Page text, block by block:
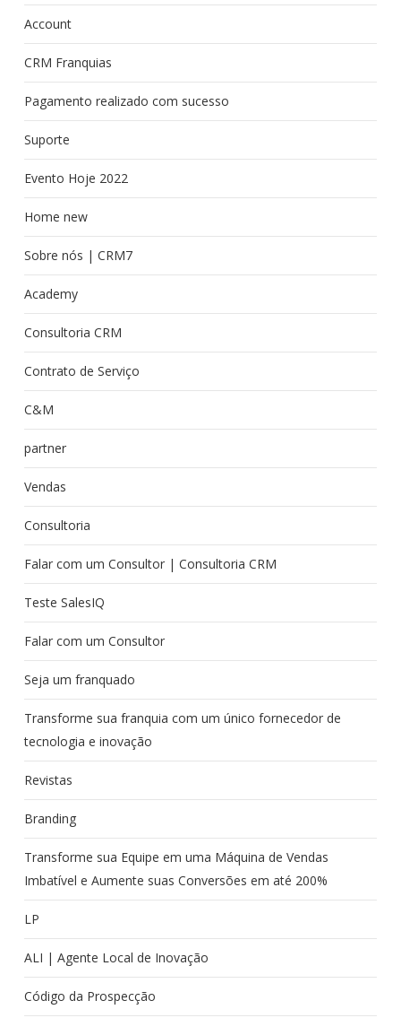
Account
CRM Franquias
Pagamento realizado com sucesso
Suporte
Evento Hoje 2022
Home new
Sobre nós | CRM7
Academy
Consultoria CRM
Contrato de Serviço
C&M
partner
Vendas
Consultoria
Falar com um Consultor | Consultoria CRM
Teste SalesIQ
Falar com um Consultor
Seja um franquado
Transforme sua franquia com um único fornecedor de
tecnologia e inovação
Revistas
Branding
Transforme sua Equipe em uma Máquina de Vendas
Imbatível e Aumente suas Conversões em até 200%
LP
ALI | Agente Local de Inovação
Código da Prospecção